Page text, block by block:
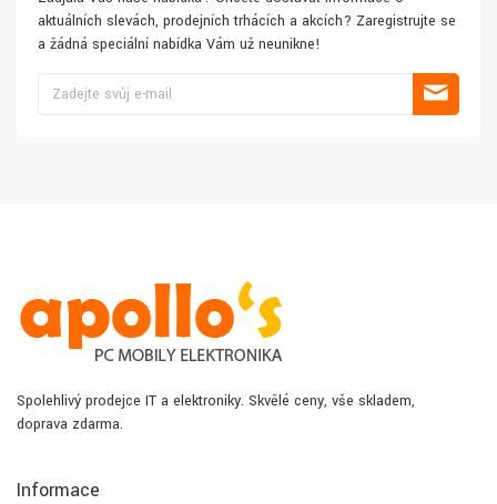
aktuálních slevách, prodejních trhácích a akcích? Zaregistrujte se
a žádná speciální nabídka Vám už neunikne!
Spolehlivý prodejce IT a elektroniky. Skvělé ceny, vše skladem,
doprava zdarma.
Informace